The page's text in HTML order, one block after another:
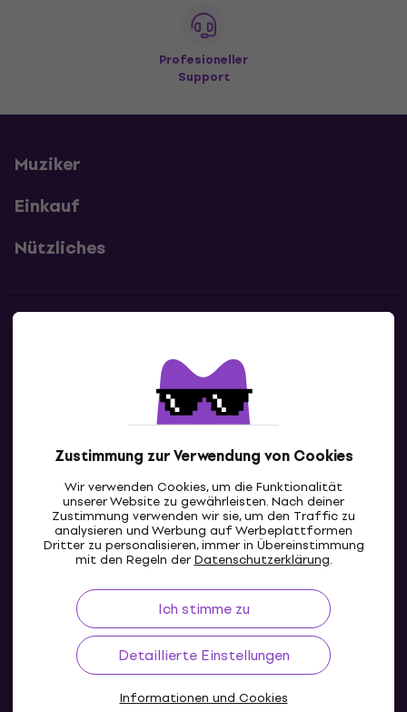
Zustimmung zur Verwendung von Cookies
Wir verwenden Cookies, um die Funktionalität
unserer Website zu gewährleisten. Nach deiner
Zustimmung verwenden wir sie, um den Traffic zu
analysieren und Werbung auf Werbeplattformen
Dritter zu personalisieren, immer in Übereinstimmung
mit den Regeln derDatenschutzerklärung.
Ich stimme zu
Detaillierte Einstellungen
Informationen und Cookies
Profesioneller
Support
Muziker
Einkauf
Nützliches
Kontaktiere uns
CH